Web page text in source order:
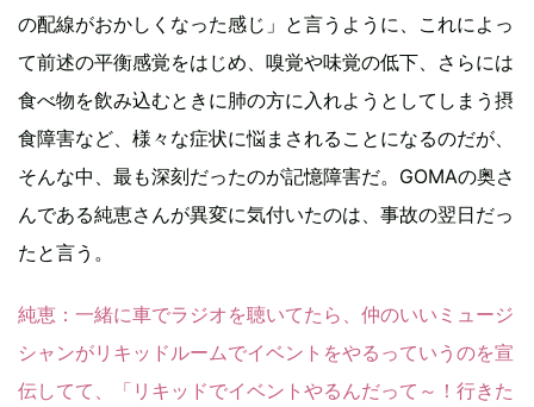
の配線がおかしくなった感じ」と言うように、これによっ
て前述の平衡感覚をはじめ、嗅覚や味覚の低下、さらには
食べ物を飲み込むときに肺の方に入れようとしてしまう摂
食障害など、様々な症状に悩まされることになるのだが、
そんな中、最も深刻だったのが記憶障害だ。GOMAの奥さ
んである純恵さんが異変に気付いたのは、事故の翌日だっ
たと言う。
純恵 ：一緒に車でラジオを聴いてたら、仲のいいミュージ
シャンがリキッドルームでイベントをやるっていうのを宣
伝してて、「リキッドでイベントやるんだって～！行きた